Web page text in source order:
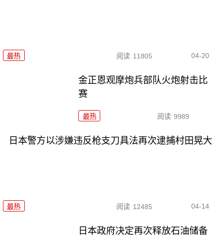
最热 阅读 11805 04-20
金正恩观摩炮兵部队火炮射击比
赛
最热 阅读 9989
日本警方以涉嫌违反枪支刀具法再次逮捕村田晃大
最热 阅读 12485 04-14
日本政府决定再次释放石油储备